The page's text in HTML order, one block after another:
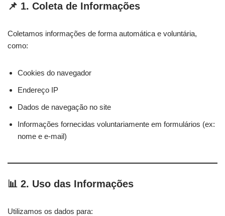
📌 1. Coleta de Informações
Coletamos informações de forma automática e voluntária,
como:
Cookies do navegador
Endereço IP
Dados de navegação no site
Informações fornecidas voluntariamente em formulários (ex:
nome e e-mail)
📊 2. Uso das Informações
Utilizamos os dados para: